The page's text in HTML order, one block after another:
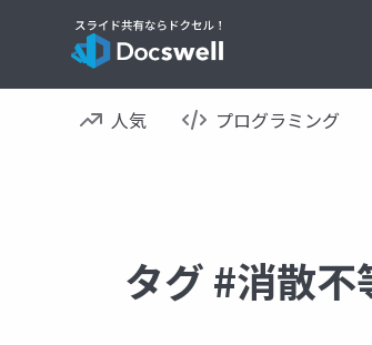
人気 プログラミング
タグ #消散